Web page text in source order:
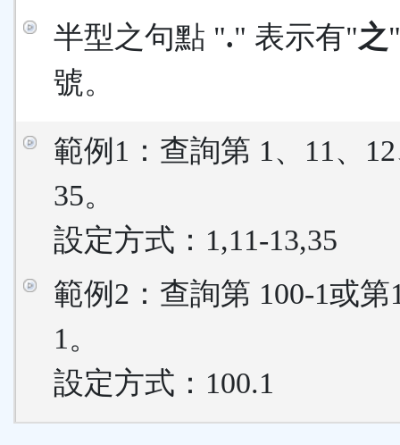
半型之句點 "." 表示有"之
號。
範例1：查詢第 1、11、
35。
設定方式：1,11-13,35
範例2：查詢第 100-1或第
1。
設定方式：100.1